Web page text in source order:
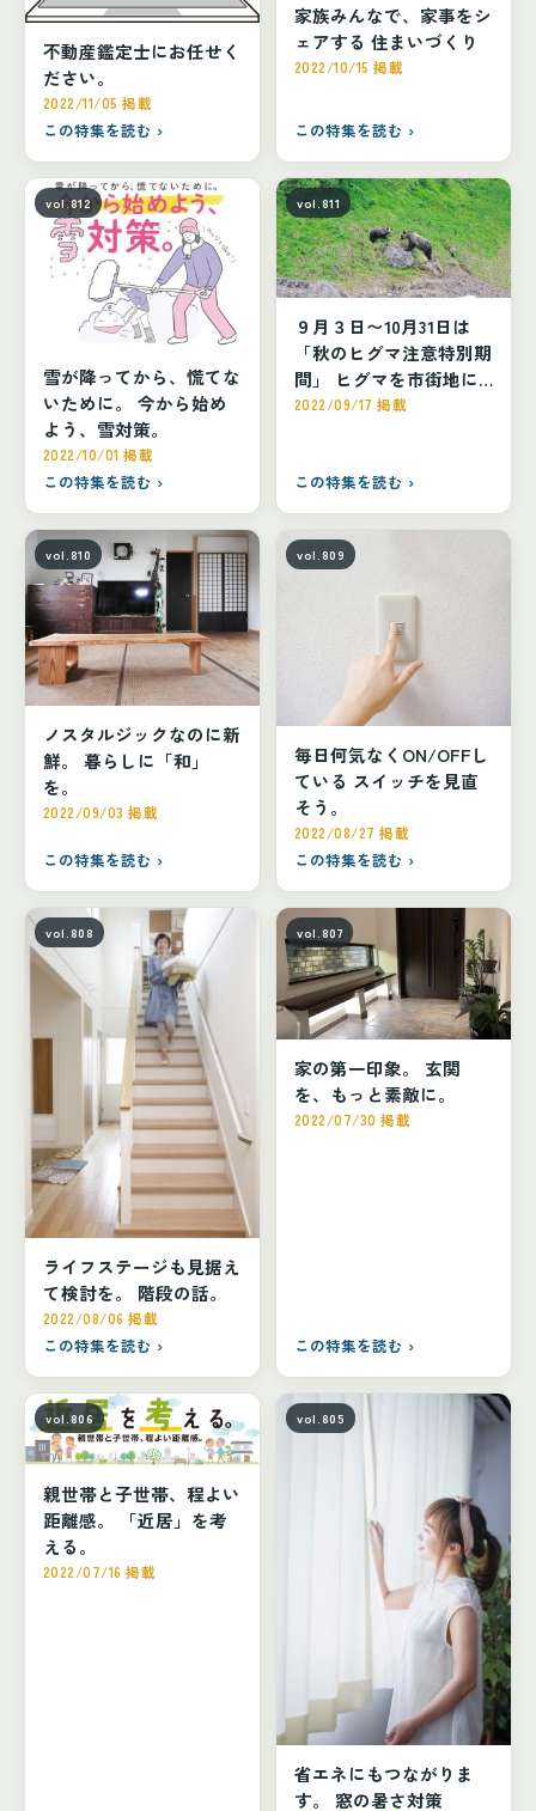
不動産鑑定士にお任せく
ださい。
2022/11/05 掲載
この特集を読む ›
家族みんなで、家事をシ
ェアする 住まいづくり
2022/10/15 掲載
この特集を読む ›
vol.812
雪が降ってから、慌てな
いために。 今から始め
よう、雪対策。
2022/10/01 掲載
この特集を読む ›
vol.811
９月３日〜10月31日は
「秋のヒグマ注意特別期
間」 ヒグマを市街地に
引き寄せない！
2022/09/17 掲載
この特集を読む ›
vol.810
ノスタルジックなのに新
鮮。 暮らしに「和」
を。
2022/09/03 掲載
この特集を読む ›
vol.809
毎日何気なくON/OFFし
ている スイッチを見直
そう。
2022/08/27 掲載
この特集を読む ›
vol.808
ライフステージも見据え
て検討を。 階段の話。
2022/08/06 掲載
この特集を読む ›
vol.807
家の第一印象。 玄関
を、もっと素敵に。
2022/07/30 掲載
この特集を読む ›
vol.806
親世帯と子世帯、程よい
距離感。 「近居」を考
える。
2022/07/16 掲載
vol.805
省エネにもつながりま
す。 窓の暑さ対策